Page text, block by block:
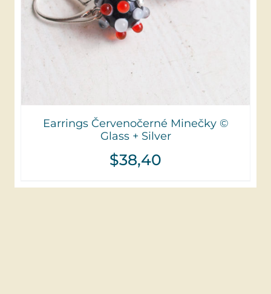
Earrings Červenočerné Minečky ©
Glass + Silver
$38,40